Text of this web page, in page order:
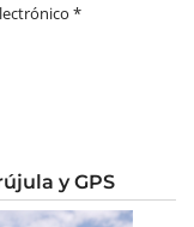
*
y GPS